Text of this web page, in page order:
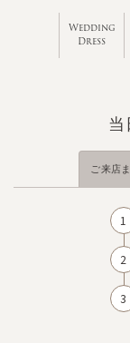
Wedding
Dress
ご来店